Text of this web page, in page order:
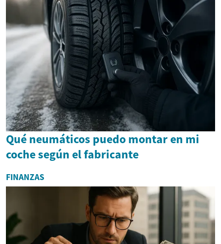
Qué neumáticos puedo montar en mi
coche según el fabricante
FINANZAS